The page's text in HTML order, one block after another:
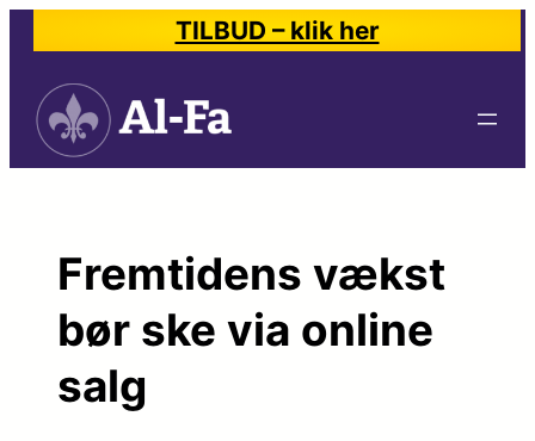
indhold
TILBUD – klik her
Fremtidens vækst
bør ske via online
salg